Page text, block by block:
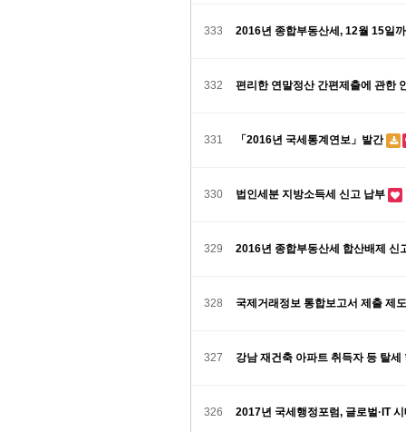
333 2016년 종합부동산세, 12월 15일
332 편리한 연말정산 간편제출에 관한
331 「2016년 국세통계연보」발간
330 법인세분 지방소득세 신고 납부
329 2016년 종합부동산세 합산배제 신
328 국제거래정보 통합보고서 제출 제
327 강남 재건축 아파트 취득자 등 탈
326 2017년 국세행정포럼, 글로벌·IT